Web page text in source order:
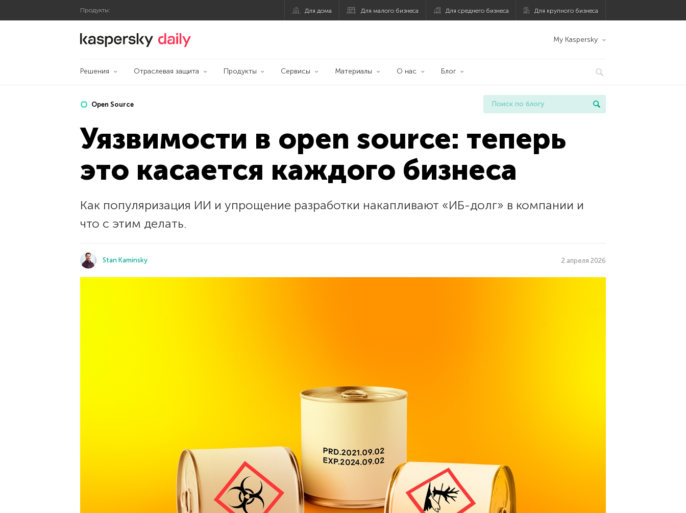
Продукты: Для дома Для малого бизнеса Для среднего бизнеса Для крупного бизнеса
Блог Касперского My Kaspersky
Решения Отраслевая защита Продукты Сервисы Материалы О нас Блог
Open Source
Уязвимости в open source: теперь
это касается каждого бизнеса
Как популяризация ИИ и упрощение разработки накапливают «ИБ-долг» в компании и
что с этим делать.
Stan Kaminsky 2 апреля 2026